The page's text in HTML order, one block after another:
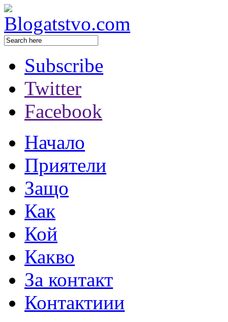
Subscribe
Twitter
Facebook
Начало
Приятели
Защо
Как
Кой
Какво
За контакт
Контактиии